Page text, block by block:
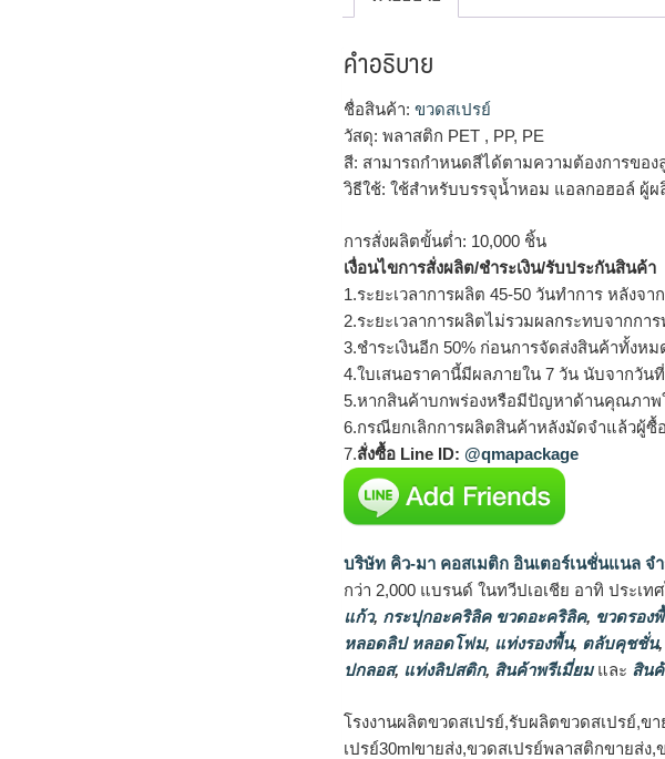
คำอธิบาย
ชื่อสินค้า: ขวดสเปรย์
วัสดุ: พลาสติก PET , PP, PE
สี: สามารถกำหนดสีได้ตามความต้องการของ
วิธีใช้: ใช้สำหรับบรรจุน้ำหอม แอลกอฮอล์ ผู้
การสั่งผลิตขั้นต่ำ: 10,000 ชิ้น
เงื่อนไขการสั่งผลิต/ชำระเงิน/รับประกันสินค้า
1.ระยะเวลาการผลิต 45-50 วันทำการ หลังจ
2.ระยะเวลาการผลิตไม่รวมผลกระทบจากก
3.ชำระเงินอีก 50% ก่อนการจัดส่งสินค้าทั้งหม
4.ใบเสนอราคานี้มีผลภายใน 7 วัน นับจากวัน
5.หากสินค้าบกพร่องหรือมีปัญหาด้านคุณภาพ
6.กรณียกเลิกการผลิตสินค้าหลังมัดจำแล้วผู้ซื้
7.สั่งซื้อ Line ID: @qmapackage
บริษัท คิว-มา คอสเมติก อินเตอร์เนชั่นแนล จ
กว่า 2,000 แบรนด์ ในทวีปเอเชีย อาทิ ประเ
แก้ว, กระปุกอะคริลิค ขวดอะคริลิค, ขวดรอง
หลอดลิป หลอดโฟม, แท่งรองพื้น, ตลับคุชชั่น,
ปกลอส, แท่งลิปสติก, สินค้าพรีเมี่ยมและ สิน
โรงงานผลิตขวดสเปรย์,รับผลิตขวดสเปรย์,ข
เปรย์30mlขายส่ง,ขวดสเปรย์พลาสติกขายส่ง